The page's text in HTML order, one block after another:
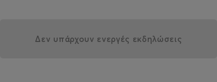
Δεν υπάρχουν ενεργές εκδηλώσεις